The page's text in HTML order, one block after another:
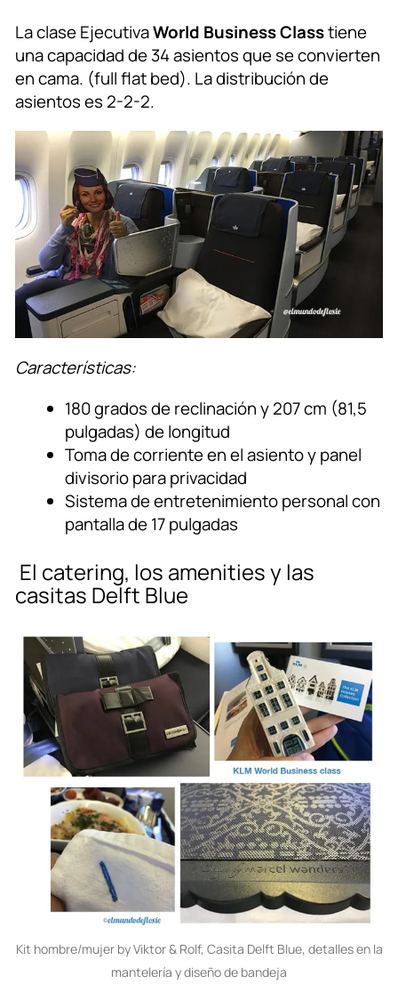
La clase EjecutivaWorld Business Classtiene
una capacidad de 34 asientos que se convierten
en cama. (full flat bed). La distribución de
asientos es 2-2-2.
Características:
180 grados de reclinación y 207 cm (81,5
pulgadas) de longitud
Toma de corriente en el asiento y panel
divisorio para privacidad
Sistema de entretenimiento personal con
pantalla de 17 pulgadas
El catering, los amenities y las
casitas Delft Blue
Kit hombre/mujer by Viktor & Rolf, Casita Delft Blue, detalles en la
mantelería y diseño de bandeja